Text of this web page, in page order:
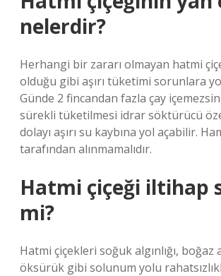
nelerdir?
Herhangi bir zararı olmayan hatmi
olduğu gibi aşırı tüketimi sorunlara
Günde 2 fincandan fazla çay
sürekli tüketilmesi idrar söktürücü
dolayı aşırı su kaybına yol açabilir.
tarafından alınmamalıdır.
Hatmi çiçeği iltihap
mi?
Hatmi çiçekleri soğuk algınlığı, boğaz
öksürük gibi solunum yolu